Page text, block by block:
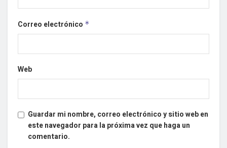
Correo electrónico *
Web
Guardar mi nombre, correo electrónico y sitio web en
este navegador para la próxima vez que haga un
comentario.